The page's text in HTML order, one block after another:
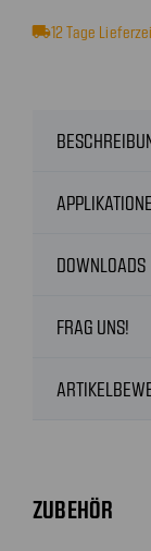
local_shipping12Tage
DOWNLOADS
FRAG UNS!
ZUBEHÖR